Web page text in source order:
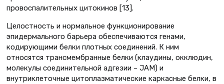
провоспалительных цитокинов [13].
Целостность и нормальное функционирование
эпидермального барьера обеспечиваются генами,
кодирующими белки плотных соединений. К ним
относятся трансмембранные белки (клаудины, окклюдин,
молекулы соединительной адгезии – JAM) и
внутриклеточные цитоплазматические каркасные белки, в